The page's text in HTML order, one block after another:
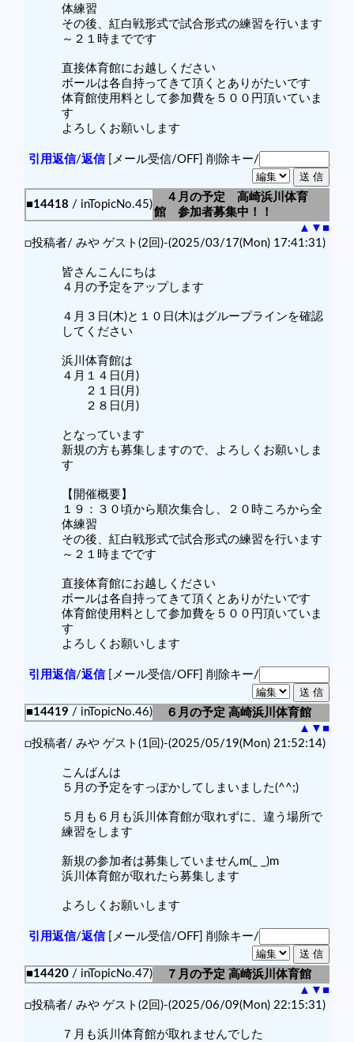
体練習
その後、紅白戦形式で試合形式の練習を行います
～２１時までです
直接体育館にお越しください
ボールは各自持ってきて頂くとありがたいです
体育館使用料として参加費を５００円頂いていま
す
よろしくお願いします
引用返信/返信[メール受信/OFF] 削除キー/
■14418 / inTopicNo.45)
４月の予定 高崎浜川体育
館 参加者募集中！！
▲ ▼ ■
□投稿者/ みや ゲスト(2回)-(2025/03/17(Mon) 17:41:31)
皆さんこんにちは
４月の予定をアップします
４月３日(木)と１０日(木)はグループラインを確認
してください
浜川体育館は
４月１４日(月)
２１日(月)
２８日(月)
となっています
新規の方も募集しますので、よろしくお願いしま
す
【開催概要】
１９：３０頃から順次集合し、２０時ころから全
体練習
その後、紅白戦形式で試合形式の練習を行います
～２１時までです
直接体育館にお越しください
ボールは各自持ってきて頂くとありがたいです
体育館使用料として参加費を５００円頂いていま
す
よろしくお願いします
引用返信/返信[メール受信/OFF] 削除キー/
■14419 / inTopicNo.46)
６月の予定 高崎浜川体育館
▲ ▼ ■
□投稿者/ みや ゲスト(1回)-(2025/05/19(Mon) 21:52:14)
こんばんは
５月の予定をすっぽかしてしまいました(^^;)
５月も６月も浜川体育館が取れずに、違う場所で
練習をします
新規の参加者は募集していませんm(_ _)m
浜川体育館が取れたら募集します
よろしくお願いします
引用返信/返信[メール受信/OFF] 削除キー/
■14420 / inTopicNo.47)
７月の予定 高崎浜川体育館
▲ ▼ ■
□投稿者/ みや ゲスト(2回)-(2025/06/09(Mon) 22:15:31)
７月も浜川体育館が取れませんでした